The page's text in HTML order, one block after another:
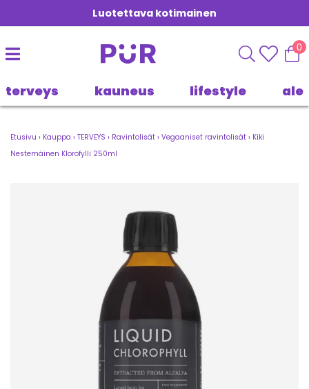
Luotettava kotimainen
0
terveys kauneus lifestyle ale
Etusivu › Kauppa › TERVEYS › Ravintolisät › Vegaaniset ravintolisät › Kiki
Nestemäinen Klorofylli 250ml